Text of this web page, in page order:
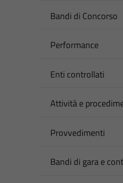
Bandi di Concorso
Performance
Enti controllati
Attività e
Provvedimenti
Bandi di gara e